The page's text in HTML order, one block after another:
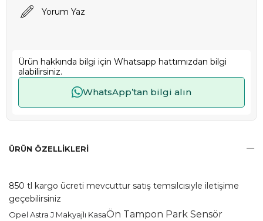
Yorum Yaz
Ürün hakkında bilgi için Whatsapp hattımızdan bilgi
alabilirsiniz.
WhatsApp’tan bilgi alın
ÜRÜN ÖZELLIKLERI
850 tl kargo ücreti mevcuttur satış temsılcısıyle iletişime
geçebilirsiniz
Opel Astra J Makyajlı KasaÖn Tampon Park Sensör